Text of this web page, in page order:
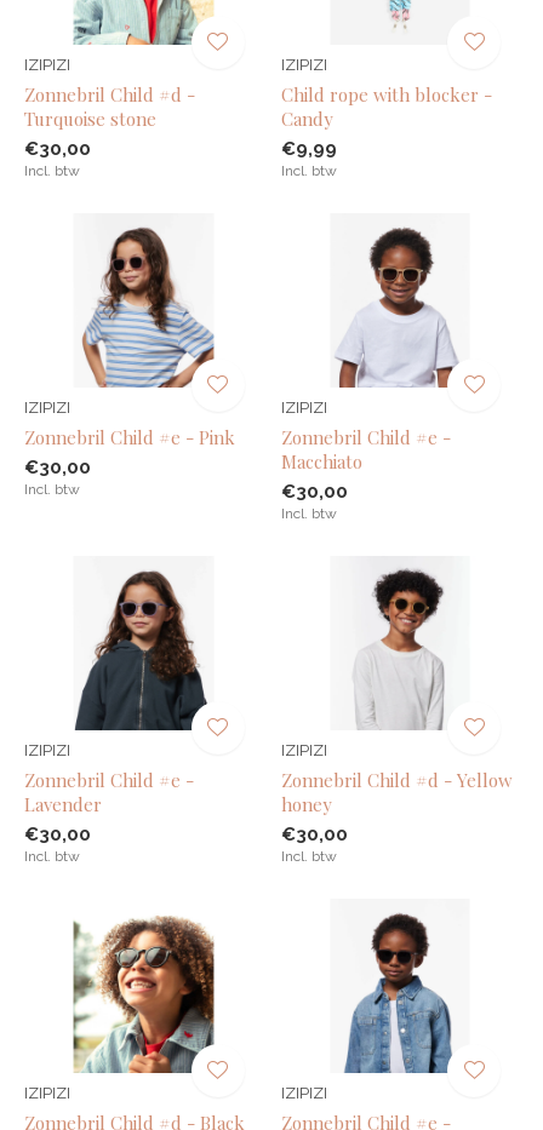
IZIPIZI
Zonnebril Child #d -
Turquoise stone
€30,00
Incl. btw
IZIPIZI
Child rope with blocker -
Candy
€9,99
Incl. btw
IZIPIZI
Zonnebril Child #e - Pink
€30,00
Incl. btw
IZIPIZI
Zonnebril Child #e -
Macchiato
€30,00
Incl. btw
IZIPIZI
Zonnebril Child #e -
Lavender
€30,00
Incl. btw
IZIPIZI
Zonnebril Child #d - Yellow
honey
€30,00
Incl. btw
IZIPIZI
Zonnebril Child #d - Black
IZIPIZI
Zonnebril Child #e -